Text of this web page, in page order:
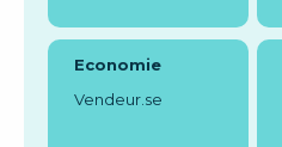
Economie
Vendeur.se